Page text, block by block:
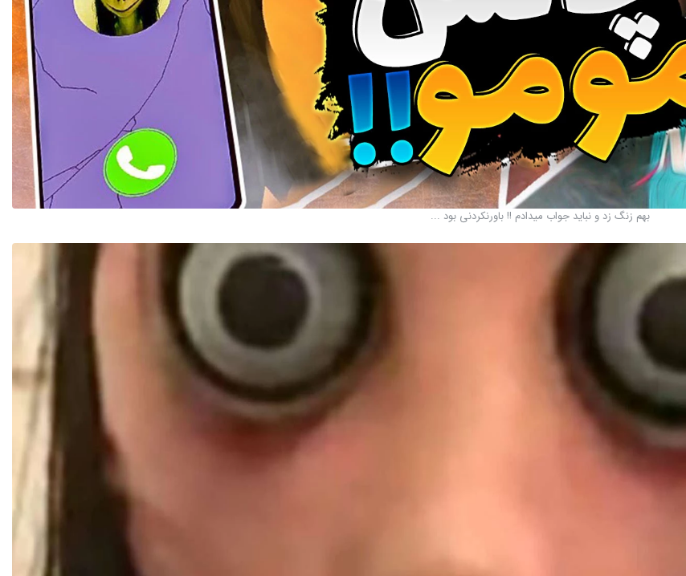
بهم زنگ زد و نباید جواب میدادم !! باورنکردنی بود ...